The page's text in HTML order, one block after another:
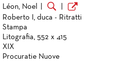
Léon, Noel
Roberto I, duca - Ritratti
Stampa
Litografia, 552 x 415
XIX
Procuratie Nuove